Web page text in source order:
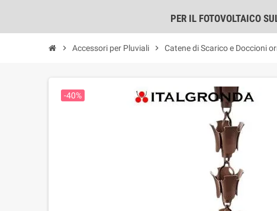
PER IL FOTOVOLTAICO
chevron_right Accessori per Pluviali chevron_right Catene di Scarico e Doccioni
-40%